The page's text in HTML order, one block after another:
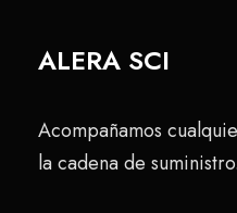
ALERA SCI
Acompañamos
la cadena de suministro.